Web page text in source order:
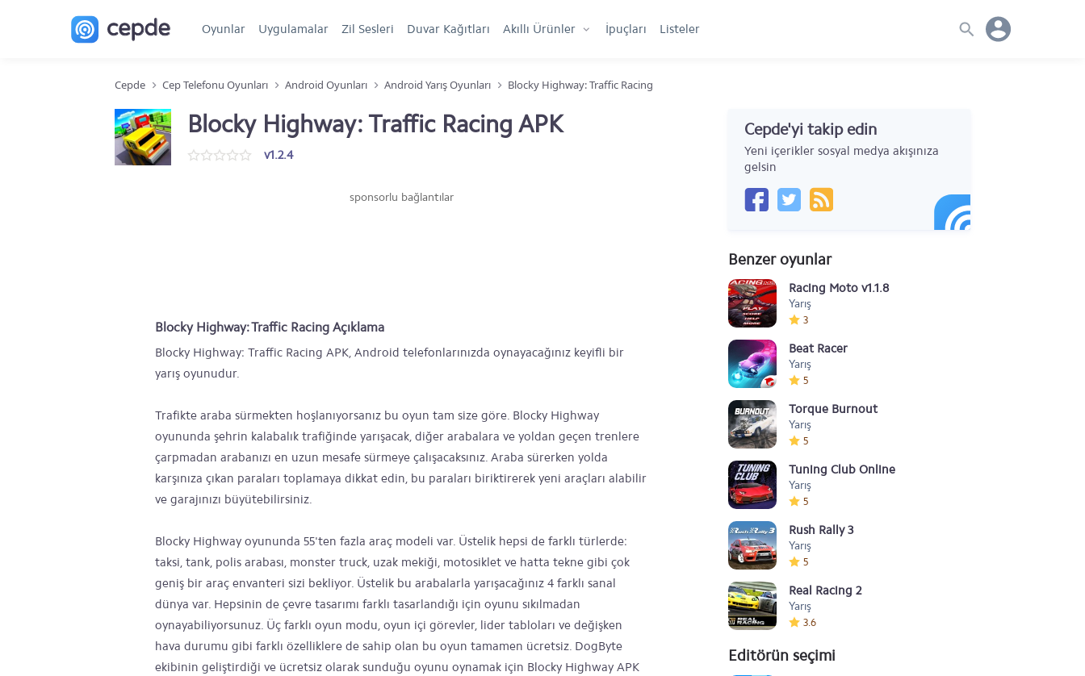
Oyunlar Uygulamalar Zil Sesleri Duvar Kağıtları Akıllı Ürünler İpuçları Listeler
Cepde Cep Telefonu Oyunları Android Oyunları Android Yarış Oyunları Blocky Highway: Traffic Racing
Blocky Highway: Traffic Racing APK
v1.2.4
sponsorlu bağlantılar
Blocky Highway: Traffic Racing Açıklama
Blocky Highway: Traffic Racing APK, Android telefonlarınızda oynayacağınız keyifli bir
yarış oyunudur.
Trafikte araba sürmekten hoşlanıyorsanız bu oyun tam size göre. Blocky Highway
oyununda şehrin kalabalık trafiğinde yarışacak, diğer arabalara ve yoldan geçen trenlere
çarpmadan arabanızı en uzun mesafe sürmeye çalışacaksınız. Araba sürerken yolda
karşınıza çıkan paraları toplamaya dikkat edin, bu paraları biriktirerek yeni araçları alabilir
ve garajınızı büyütebilirsiniz.
Blocky Highway oyununda 55'ten fazla araç modeli var. Üstelik hepsi de farklı türlerde:
taksi, tank, polis arabası, monster truck, uzak mekiği, motosiklet ve hatta tekne gibi çok
geniş bir araç envanteri sizi bekliyor. Üstelik bu arabalarla yarışacağınız 4 farklı sanal
dünya var. Hepsinin de çevre tasarımı farklı tasarlandığı için oyunu sıkılmadan
oynayabiliyorsunuz. Üç farklı oyun modu, oyun içi görevler, lider tabloları ve değişken
hava durumu gibi farklı özelliklere de sahip olan bu oyun tamamen ücretsiz. DogByte
ekibinin geliştirdiği ve ücretsiz olarak sunduğu oyunu oynamak için Blocky Highway APK
Cepde'yi takip edin
Yeni içerikler sosyal medya akışınıza
gelsin
Benzer oyunlar
Racing Moto v1.1.8
Yarış
3
Beat Racer
Yarış
5
Torque Burnout
Yarış
5
Tuning Club Online
Yarış
5
Rush Rally 3
Yarış
5
Real Racing 2
Yarış
3.6
Editörün seçimi